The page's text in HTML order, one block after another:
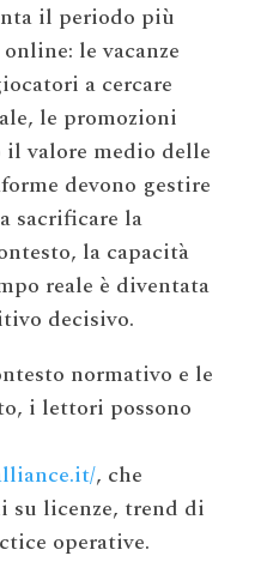
il periodo più
le vacanze
a cercare
le promozioni
valore medio delle
devono gestire
sacrificare la
la capacità
reale è diventata
decisivo.
normativo e le
i lettori possono
, che
su licenze, trend di
operative.